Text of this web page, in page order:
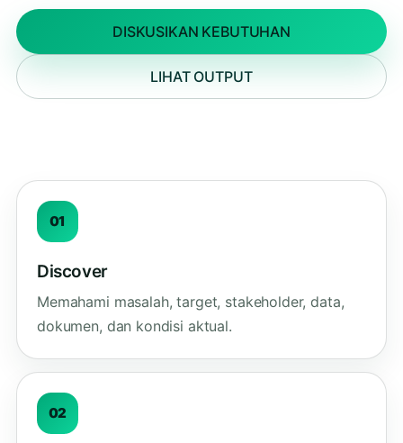
DISKUSIKAN KEBUTUHAN
LIHAT OUTPUT
01
Discover
Memahami masalah, target, stakeholder, data,
dokumen, dan kondisi aktual.
02